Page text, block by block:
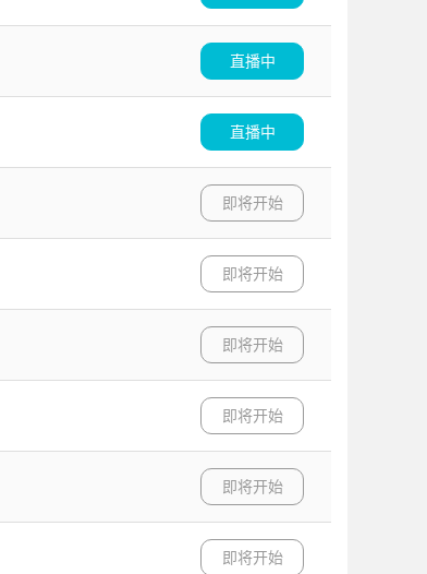
直播中
直播中
即将开始
即将开始
即将开始
即将开始
即将开始
即将开始